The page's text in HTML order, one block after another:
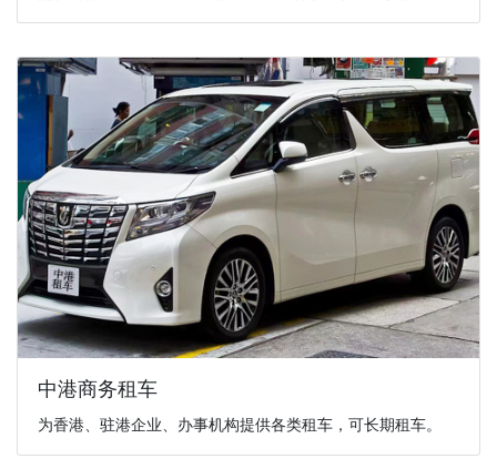
中港商务租车
为香港、驻港企业、办事机构提供各类租车，可长期租车。